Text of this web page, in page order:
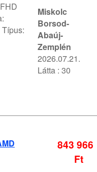
Miskolc
Borsod-
Abaúj-
Zemplén
2026.07.21.
Látta : 30
843 966
Ft